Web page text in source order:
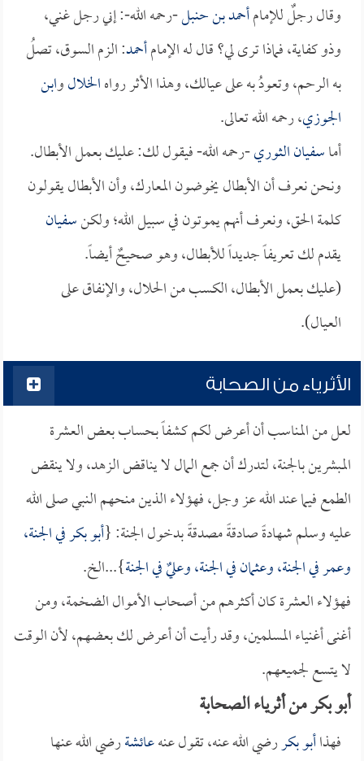
وقال رجلٌ للإمامأحمد بن حنبل-رحمه الله-: إني رجل غني،
وذو كفاية، فماذا ترى لي؟ قال له الإمامأحمد: الزم السوق، تصلُ
به الرحم، وتعودُ به على عيالك، وهذا الأثر رواهالخلالوابن
الجوزي، رحمه الله تعالى.
أماسفيان الثوري-رحمه الله- فيقول لك: عليك بعمل الأبطال.
ونحن نعرف أن الأبطال يخوضون المعارك، وأن الأبطال يقولون
كلمة الحق، ونعرف أنهم يموتون في سبيل الله؛ ولكنسفيان
يقدم لك تعريفاً جديداً للأبطال، وهو صحيحٌ أيضاً.
(عليك بعمل الأبطال، الكسب من الحلال، والإنفاق على
العيال).
الأثرياء من الصحابة
لعل من المناسب أن أعرض لكم كشفاً بحساب بعض العشرة
المبشرين بالجنة، لتدرك أن جمع المال لا يناقض الزهد، ولا ينقض
الطمع فيما عند الله عز وجل، فهؤلاء الذين منحهم النبي صلى الله
عليه وسلم شهادةً صادقةً مصدقةً بدخول الجنة: {أبو بكرفي الجنة،
وعمرفي الجنة، وعثمانفي الجنة، وعليٌ في الجنة}...الخ.
فهؤلاء العشرة كان أكثرهم من أصحاب الأموال الضخمة، ومن
أغنى أغنياء المسلمين، وقد رأيت أن أعرض لك بعضهم، لأن الوقت
لا يتسع لجميعهم.
أبو بكر من أثرياء الصحابة
فهذاأبو بكررضي الله عنه، تقول عنهعائشةرضي الله عنها